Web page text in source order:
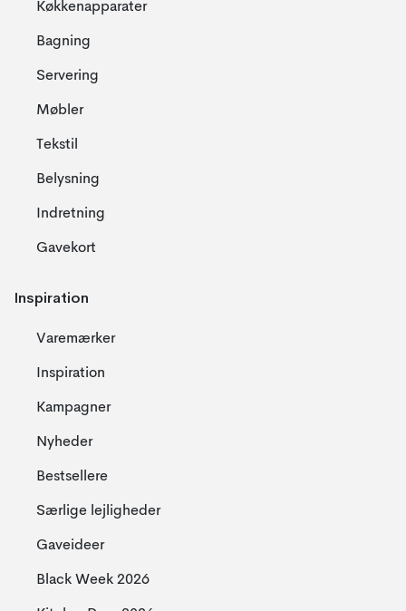
Køkkenapparater
Bagning
Servering
Møbler
Tekstil
Belysning
Indretning
Gavekort
Inspiration
Varemærker
Inspiration
Kampagner
Nyheder
Bestsellere
Særlige lejligheder
Gaveideer
Black Week 2026